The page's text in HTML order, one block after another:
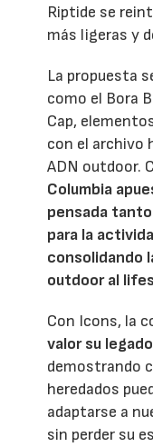
Riptide se
más ligeras y
La propuesta
como el Bora
Cap,
con el archivo
ADN outdoor.
Columbia
pensada
para la
consolidando
outdoor al
Con Icons, la
valor su
demostrando
heredados
adaptarse a
sin perder su